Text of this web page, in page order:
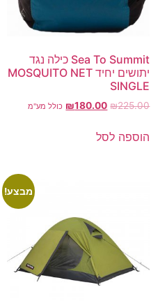
Sea To Summit כילה נגד
יתושים יחיד MOSQUITO NET
SINGLE
₪225.00
₪180.00 כולל מע"מ
הוספה לסל
מבצע!